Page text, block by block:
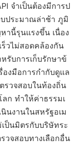
จำเป็นต้องมีการป
บประมาณล่าช้า ภูมิ
านี้รุนแรงขึ้น เนื่อง
วไม่สอดคล้องกัน
รับการเก็บรักษาข้
องมือการกำกับดูแล
รวจสอบในท้องถิ่น
ก ทำให้ค่าธรรมเ
นงานในสหรัฐอเม
ป็นมิตรกับบริษัทระ
วจสอบทางเลือกอื่น